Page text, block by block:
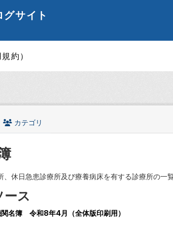
サイト
約）
カテゴリ
、休日急患診療所及び療養病床を有する診療所の一
ース
名簿 令和8年4月（全体版印刷用）